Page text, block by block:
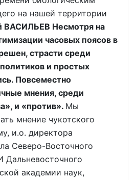
на нашей территории
ВАСИЛЬЕВ Несмотря на
часовых поясов в
страсти среди
и простых
Повсеместно
мнения, среди
и «против». Мы
мнение чукотского
и.о. директора
Северо-Восточного
Дальневосточного
академии наук,